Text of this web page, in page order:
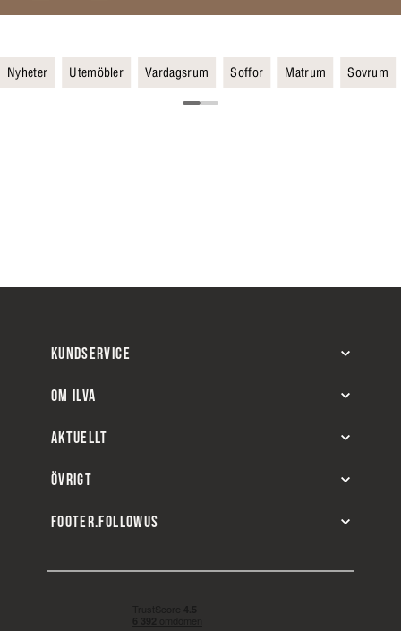
Nyheter Utemöbler Vardagsrum Soffor Matrum Sovrum
KUNDSERVICE
OM ILVA
AKTUELLT
ÖVRIGT
FOOTER.FOLLOWUS